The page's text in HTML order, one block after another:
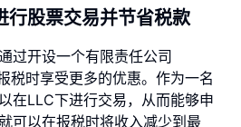
行股票交易并节省税款
过开设一个有限责任公司
税时享受更多的优惠。作为一名
在LLC下进行交易，从而能够申
可以在报税时将收入减少到最